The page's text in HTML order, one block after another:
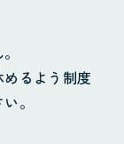
るよう制度
。